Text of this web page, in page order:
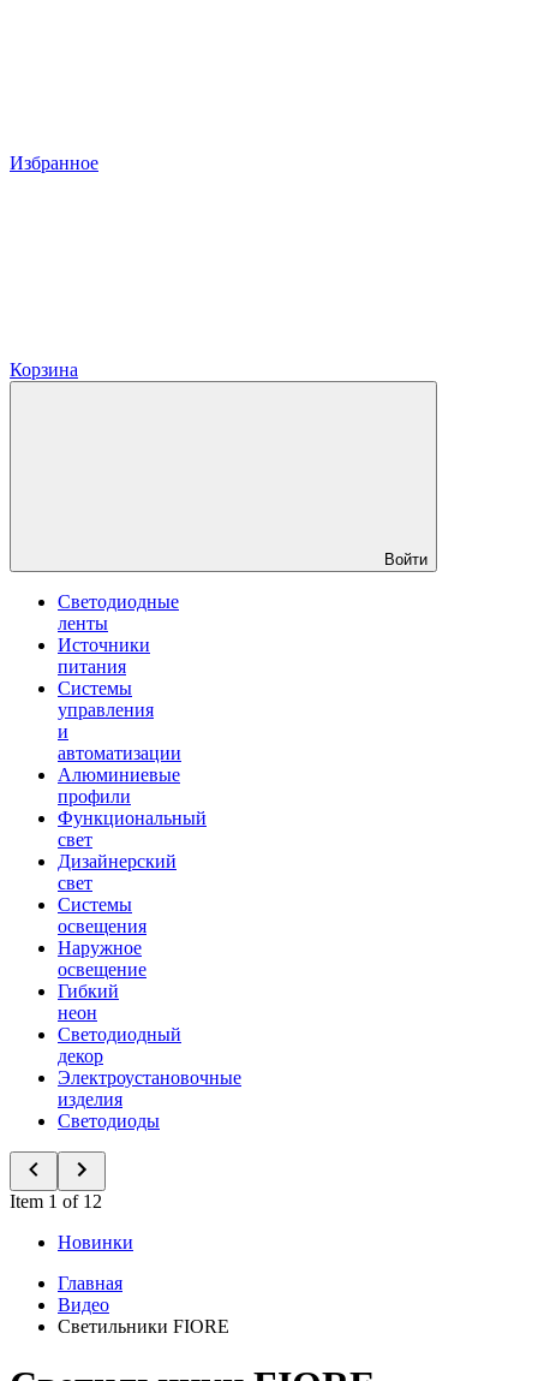
Избранное
Корзина
Войти
Светодиодные
ленты
Источники
питания
Системы
управления
и
автоматизации
Алюминиевые
профили
Функциональный
свет
Дизайнерский
свет
Системы
освещения
Наружное
освещение
Гибкий
неон
Светодиодный
декор
Электроустановочные
изделия
Светодиоды
Item 1 of 12
Новинки
Главная
Видео
Светильники FIORE